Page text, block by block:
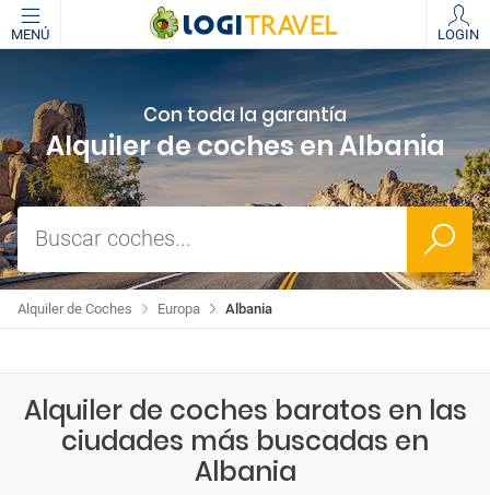
MENÚ LOGIN
Con toda la garantía
Alquiler de coches en Albania
Buscar coches...
Albania
Europa
Alquiler de Coches
Alquiler de coches baratos en las
ciudades más buscadas en
Albania